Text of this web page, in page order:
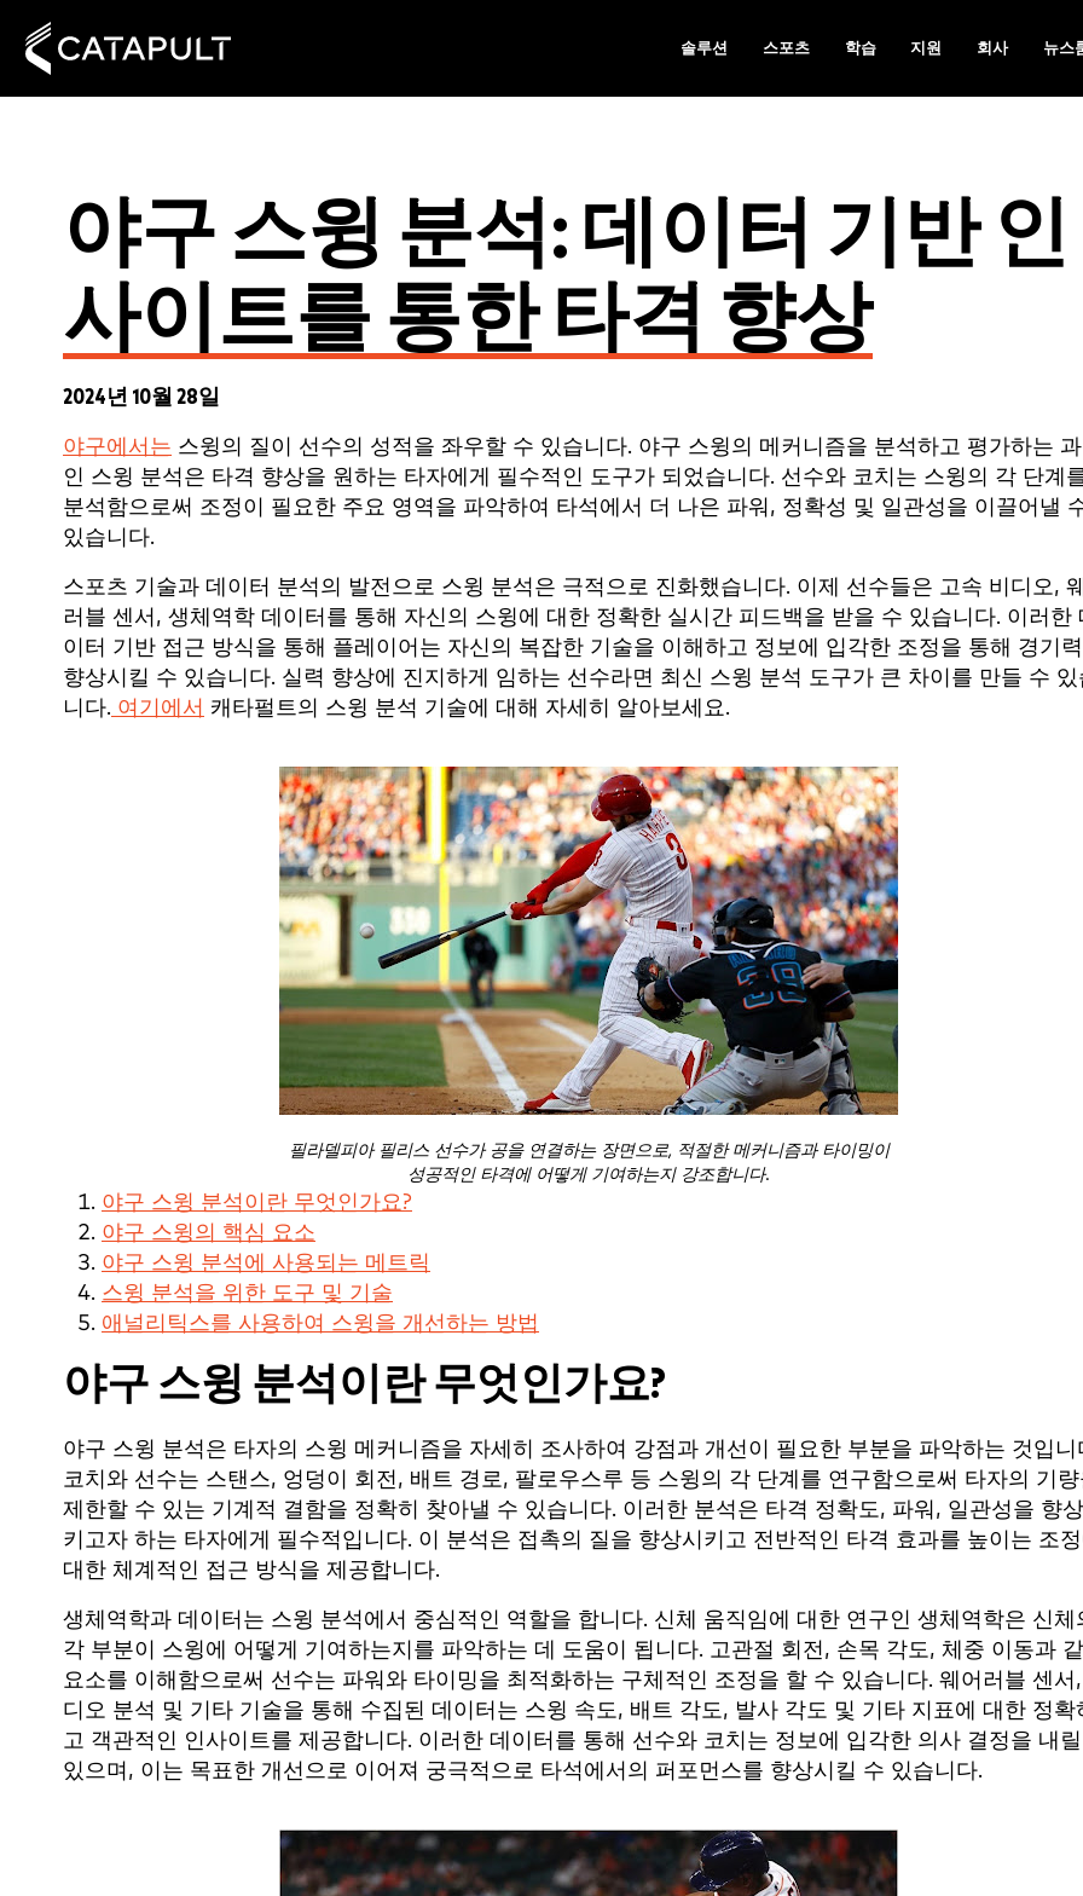
솔루션 스포츠 학습 지원 회사 뉴스
야구 스윙 분석: 데이터 기반 인
사이트를 통한 타격 향상
2024년 10월 28일
야구에서는 스윙의 질이 선수의 성적을 좌우할 수 있습니다. 야구 스윙의 메커니즘을 분석하고 평가하는
인 스윙 분석은 타격 향상을 원하는 타자에게 필수적인 도구가 되었습니다. 선수와 코치는 스윙의 각 단계
분석함으로써 조정이 필요한 주요 영역을 파악하여 타석에서 더 나은 파워, 정확성 및 일관성을 이끌어낼
있습니다.
스포츠 기술과 데이터 분석의 발전으로 스윙 분석은 극적으로 진화했습니다. 이제 선수들은 고속 비디오,
러블 센서, 생체역학 데이터를 통해 자신의 스윙에 대한 정확한 실시간 피드백을 받을 수 있습니다. 이러한
이터 기반 접근 방식을 통해 플레이어는 자신의 복잡한 기술을 이해하고 정보에 입각한 조정을 통해 경기
향상시킬 수 있습니다. 실력 향상에 진지하게 임하는 선수라면 최신 스윙 분석 도구가 큰 차이를 만들 수 있
니다. 여기에서 캐타펄트의 스윙 분석 기술에 대해 자세히 알아보세요.
필라델피아 필리스 선수가 공을 연결하는 장면으로, 적절한 메커니즘과 타이밍이
성공적인 타격에 어떻게 기여하는지 강조합니다.
야구 스윙 분석이란 무엇인가요?
야구 스윙의 핵심 요소
야구 스윙 분석에 사용되는 메트릭
스윙 분석을 위한 도구 및 기술
애널리틱스를 사용하여 스윙을 개선하는 방법
야구 스윙 분석이란 무엇인가요?
야구 스윙 분석은 타자의 스윙 메커니즘을 자세히 조사하여 강점과 개선이 필요한 부분을 파악하는 것입니
코치와 선수는 스탠스, 엉덩이 회전, 배트 경로, 팔로우스루 등 스윙의 각 단계를 연구함으로써 타자의 기량
제한할 수 있는 기계적 결함을 정확히 찾아낼 수 있습니다. 이러한 분석은 타격 정확도, 파워, 일관성을 향상
키고자 하는 타자에게 필수적입니다. 이 분석은 접촉의 질을 향상시키고 전반적인 타격 효과를 높이는 조정
대한 체계적인 접근 방식을 제공합니다.
생체역학과 데이터는 스윙 분석에서 중심적인 역할을 합니다. 신체 움직임에 대한 연구인 생체역학은 신체
각 부분이 스윙에 어떻게 기여하는지를 파악하는 데 도움이 됩니다. 고관절 회전, 손목 각도, 체중 이동과
요소를 이해함으로써 선수는 파워와 타이밍을 최적화하는 구체적인 조정을 할 수 있습니다. 웨어러블 센서,
디오 분석 및 기타 기술을 통해 수집된 데이터는 스윙 속도, 배트 각도, 발사 각도 및 기타 지표에 대한 정확
고 객관적인 인사이트를 제공합니다. 이러한 데이터를 통해 선수와 코치는 정보에 입각한 의사 결정을 내
있으며, 이는 목표한 개선으로 이어져 궁극적으로 타석에서의 퍼포먼스를 향상시킬 수 있습니다.